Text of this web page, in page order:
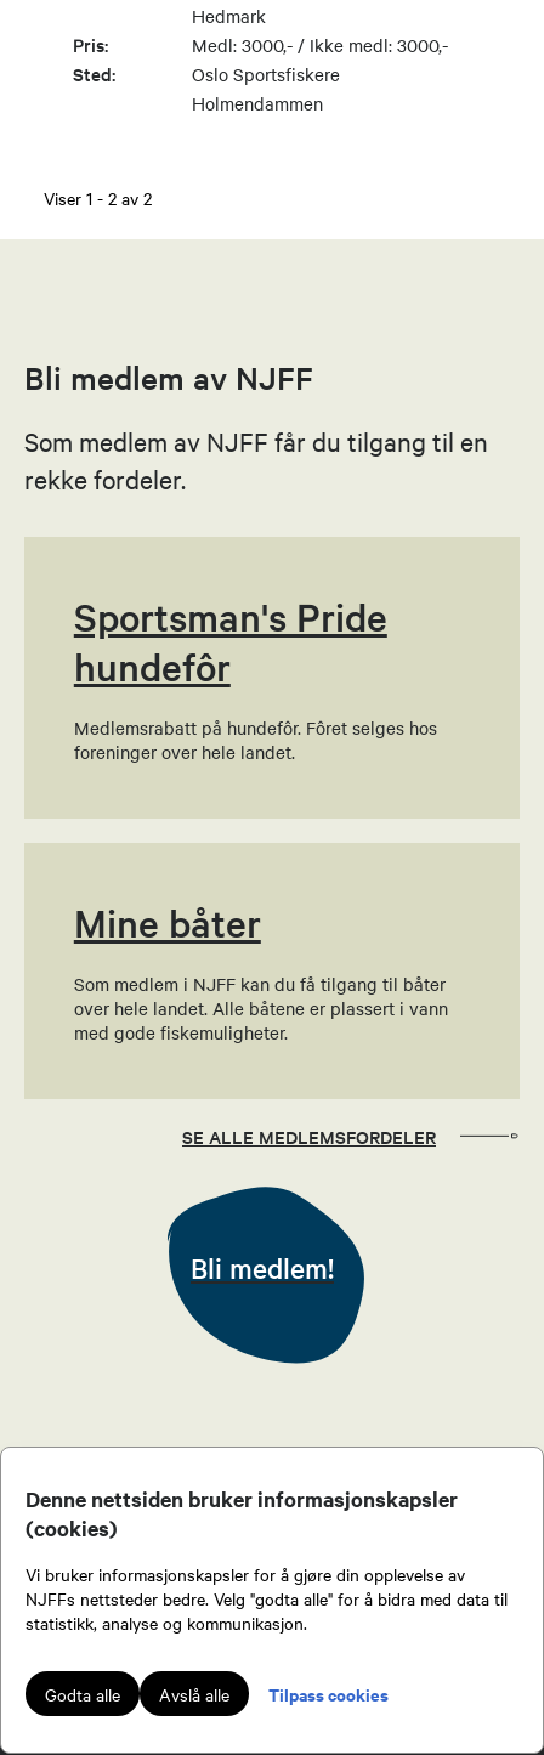
Denne nettsiden bruker informasjonskapsler
(cookies)
Vi bruker informasjonskapsler for å gjøre din opplevelse av
NJFFs nettsteder bedre. Velg "godta alle" for å bidra med data til
statistikk, analyse og kommunikasjon.
Godta alle Avslå alle Tilpass cookies
Hedmark
Pris: Medl: 3000,- / Ikke medl: 3000,-
Sted:
Oslo Sportsfiskere
Holmendammen
Viser 1 - 2 av 2
Bli medlem av NJFF
Som medlem av NJFF får du tilgang til en
rekke fordeler.
Sportsman's Pride
hundefôr
Medlemsrabatt på hundefôr. Fôret selges hos
foreninger over hele landet.
Mine båter
Som medlem i NJFF kan du få tilgang til båter
over hele landet. Alle båtene er plassert i vann
med gode fiskemuligheter.
SE ALLE MEDLEMSFORDELER
Bli medlem!
Bli medlem!
Kontakt administrasjonen